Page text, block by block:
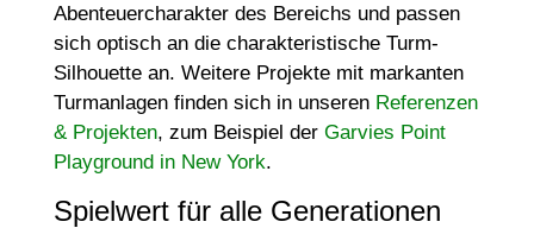
Abenteuercharakter des Bereichs und passen
sich optisch an die charakteristische Turm-
Silhouette an. Weitere Projekte mit markanten
Turmanlagen finden sich in unseren Referenzen
& Projekten, zum Beispiel der Garvies Point
Playground in New York.
Spielwert für alle Generationen